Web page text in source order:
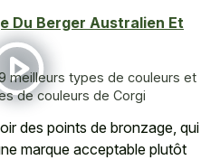
Du Berger Australien Et
meilleurs types de couleurs et
de couleurs de Corgi
des points de bronzage, qui
marque acceptable plutôt